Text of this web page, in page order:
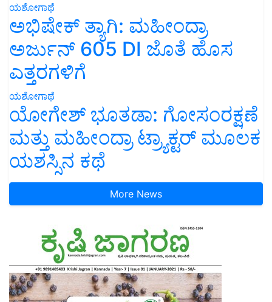
ಯಶೋಗಾಥೆ
ಅಭಿಷೇಕ್ ತ್ಯಾಗಿ: ಮಹೀಂದ್ರಾ
ಅರ್ಜುನ್ 605 DI ಜೊತೆ ಹೊಸ
ಎತ್ತರಗಳಿಗೆ
ಯಶೋಗಾಥೆ
ಯೋಗೇಶ್ ಭೂತಡಾ: ಗೋಸಂರಕ್ಷಣೆ
ಮತ್ತು ಮಹೀಂದ್ರಾ ಟ್ರ್ಯಾಕ್ಟರ್ ಮೂಲಕ
ಯಶಸ್ಸಿನ ಕಥೆ
More News